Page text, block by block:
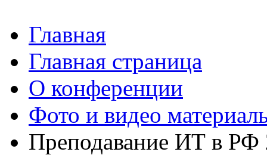
Главная
Главная страница
О конференции
Фото и видео
Преподавание ИТ в РФ